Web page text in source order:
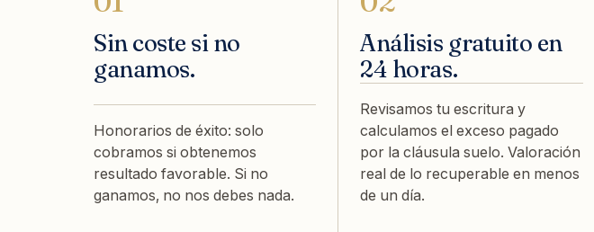
Sin coste si no
ganamos.
Honorarios de éxito: solo
cobramos si obtenemos
resultado favorable. Si no
ganamos, no nos debes nada.
Análisis gratuito en
24 horas.
Revisamos tu escritura y
calculamos el exceso pagado
por la cláusula suelo. Valoración
real de lo recuperable en menos
de un día.